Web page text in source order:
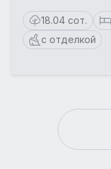
18.04 сот.
с отделкой